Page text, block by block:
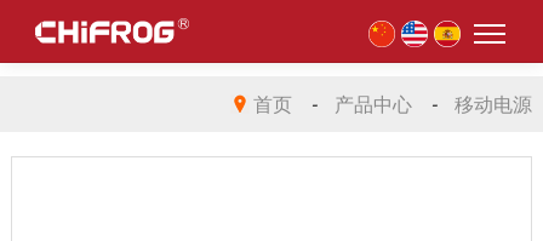
首页 - 产品中心 - 移动电源